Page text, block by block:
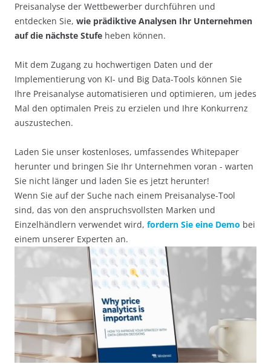
Preisanalyse der Wettbewerber durchführen und
entdecken Sie, wie prädiktive Analysen Ihr Unternehmen
auf die nächste Stufe heben können.
Mit dem Zugang zu hochwertigen Daten und der
Implementierung von KI- und Big Data-Tools können Sie
Ihre Preisanalyse automatisieren und optimieren, um jedes
Mal den optimalen Preis zu erzielen und Ihre Konkurrenz
auszustechen.
Laden Sie unser kostenloses, umfassendes Whitepaper
herunter und bringen Sie Ihr Unternehmen voran - warten
Sie nicht länger und laden Sie es jetzt herunter!
Wenn Sie auf der Suche nach einem Preisanalyse-Tool
sind, das von den anspruchsvollsten Marken und
Einzelhändlern verwendet wird, fordern Sie eine Demo bei
einem unserer Experten an.